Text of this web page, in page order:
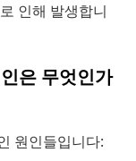
인해 발생합니
은 무엇인가
원인들입니다: